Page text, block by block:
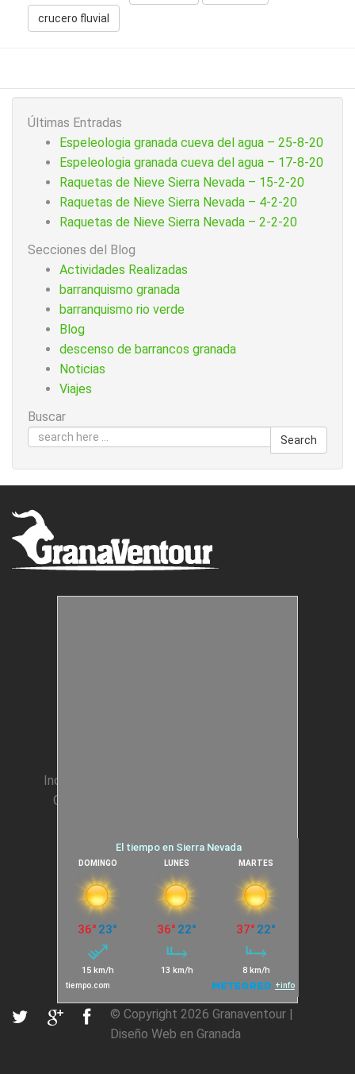
crucero fluvial
Últimas Entradas
Espeleologia granada cueva del agua – 25-8-20
Espeleologia granada cueva del agua – 17-8-20
Raquetas de Nieve Sierra Nevada – 15-2-20
Raquetas de Nieve Sierra Nevada – 4-2-20
Raquetas de Nieve Sierra Nevada – 2-2-20
Secciones del Blog
Actividades Realizadas
barranquismo granada
barranquismo rio verde
Blog
descenso de barrancos granada
Noticias
Viajes
Buscar
Search
Incentivos para Empresas
Condiciones generales
© Copyright 2026 Granaventour |
Diseño Web en Granada